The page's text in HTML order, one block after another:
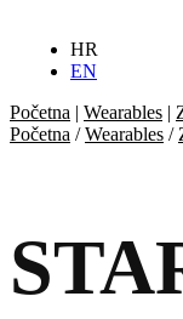
HR
EN
Početna | Wearables |
Početna /Wearables /